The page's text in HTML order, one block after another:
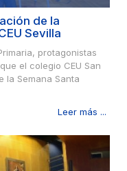
de la
Sevilla
protagonistas
el colegio CEU San
la Semana Santa
Leer más ...